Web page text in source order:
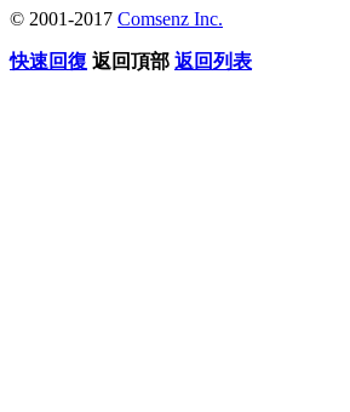
© 2001-2017 Comsenz Inc.
快速回復 返回頂部 返回列表